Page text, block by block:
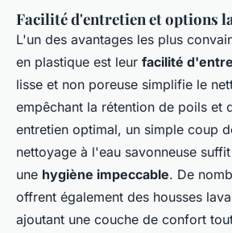
Facilité d'entretien et options
L'un des avantages les plus
en plastique est leur facilité
lisse et non poreuse simplifie le
empêchant la rétention de poils et
entretien optimal, un simple coup
nettoyage à l'eau savonneuse
une hygiène impeccable. De
offrent également des housses
ajoutant une couche de confort